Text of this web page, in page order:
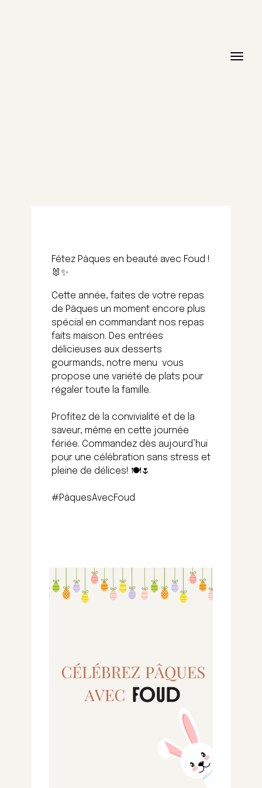
Fêtez Pâques en beauté avec Foud !
🐰✨
Cette année, faites de votre repas
de Pâques un moment encore plus
spécial en commandant nos repas
faits maison. Des entrées
délicieuses aux desserts
gourmands, notre menu vous
propose une variété de plats pour
régaler toute la famille.
Profitez de la convivialité et de la
saveur, même en cette journée
fériée. Commandez dès aujourd’hui
pour une célébration sans stress et
pleine de délices! 🍽️🌷
#PâquesAvecFoud